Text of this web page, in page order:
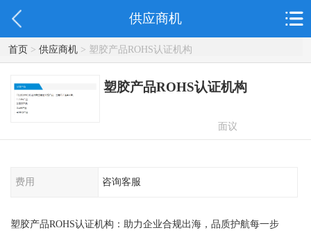
供应商机
首页> 供应商机> 塑胶产品ROHS认证机构
塑胶产品ROHS认证机构
面议
费用 咨询客服
塑胶产品ROHS认证机构：助力企业合规出海，品质护航每一步